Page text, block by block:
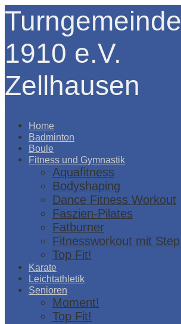
Turngemeinde
1910 e.V.
Zellhausen
Home
Badminton
Boule
Fitness und Gymnastik
Aquafitness
Bodyshaping
Dance Fitness Workout
Faszien-Pilates
Fatburner
Fitnessworkout mit Step
Top Fit!
Karate
Leichtathletik
Senioren
Moment!
Top Fit!